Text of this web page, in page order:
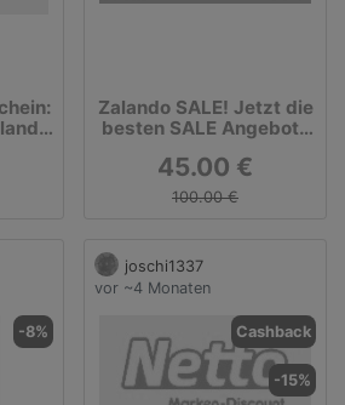
Zalando SALE! Jetzt die
besten SALE Angebote
45.00 €
100.00 €
-8%
joschi1337
vor ~4 Monaten
Cashback
-15%